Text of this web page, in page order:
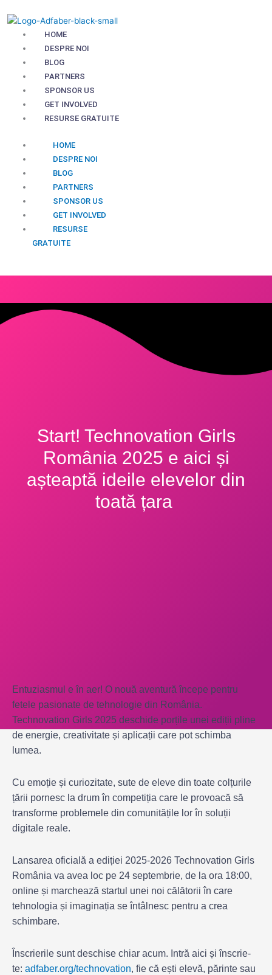
content
HOME
DESPRE NOI
BLOG
PARTNERS
SPONSOR US
GET INVOLVED
RESURSE GRATUITE
HOME
DESPRE NOI
BLOG
PARTNERS
SPONSOR US
GET INVOLVED
RESURSE
GRATUITE
Start! Technovation Girls
România 2025 e aici și
așteaptă ideile elevelor din
toată țara
Entuziasmul e în aer! O nouă aventură începe pentru
fetele pasionate de tehnologie din România.
Technovation Girls 2025 deschide porțile unei ediții pline
de energie, creativitate și aplicații care pot schimba
lumea.
Cu emoție și curiozitate, sute de eleve din toate colțurile
țării pornesc la drum în competiția care le provoacă să
transforme problemele din comunitățile lor în soluții
digitale reale.
Lansarea oficială a ediției 2025-2026 Technovation Girls
România va avea loc pe 24 septembrie, de la ora 18:00,
online și marchează startul unei noi călătorii în care
tehnologia și imaginația se întâlnesc pentru a crea
schimbare.
Înscrierile sunt deschise chiar acum. Intră aici și înscrie-
te: adfaber.org/technovation, fie că ești elevă, părinte sau